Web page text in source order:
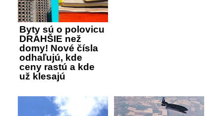
Byty sú o polovicu
DRAHŠIE než
domy! Nové čísla
odhaľujú, kde
ceny rastú a kde
už klesajú